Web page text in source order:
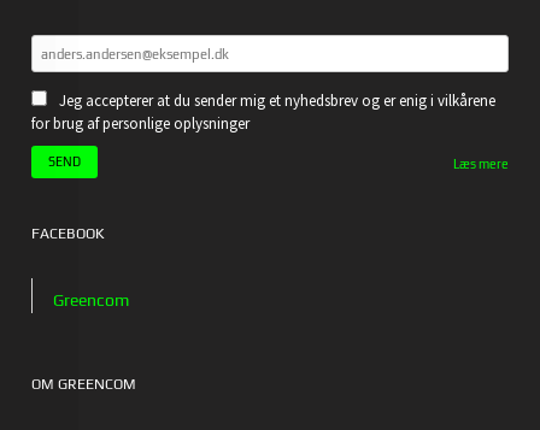
Jeg accepterer at du sender mig et nyhedsbrev og er enig i vilkårene
for brug af personlige oplysninger
Læs mere
FACEBOOK
Greencom
OM GREENCOM